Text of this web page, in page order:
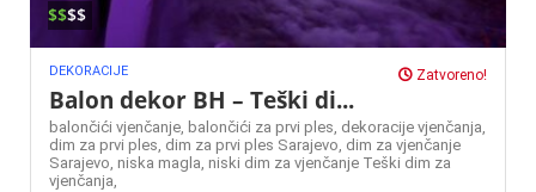
$$$$
DEKORACIJE Zatvoreno!
Balon dekor BH – Teški di...
balončići vjenčanje, balončići za prvi ples, dekoracije vjenčanja,
dim za prvi ples, dim za prvi ples Sarajevo, dim za vjenčanje
Sarajevo, niska magla, niski dim za vjenčanje Teški dim za
vjenčanja,